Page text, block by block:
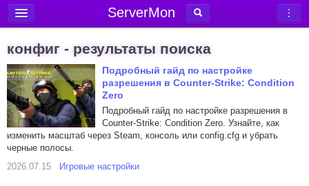
ServerMon
Новости
Блог
Статьи
Форум
конфиг - результаты поиска
Подробный гайд по настройке
разрешения в Counter-Strike: Condition
Zero
Подробный гайд по настройке разрешения в
Counter-Strike: Condition Zero. Узнайте, как
изменить масштаб через Steam, консоль или config.cfg и убрать
черные полосы.
2026.07.15
Игровые настройки